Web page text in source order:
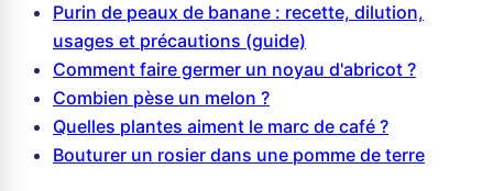
Purin de peaux de banane : recette, dilution,
usages et précautions (guide)
Comment faire germer un noyau d'abricot ?
Combien pèse un melon ?
Quelles plantes aiment le marc de café ?
Bouturer un rosier dans une pomme de terre